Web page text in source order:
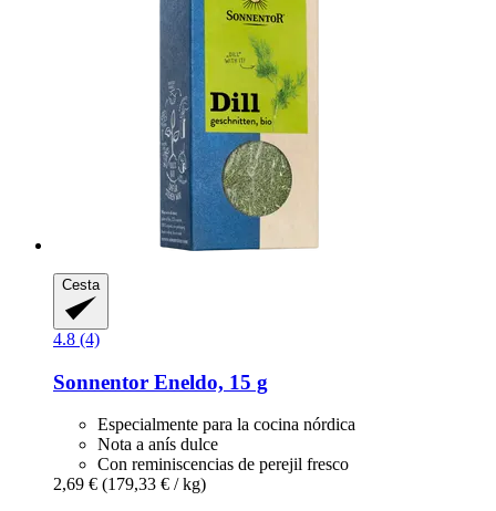
Cesta
4.8 (4)
Sonnentor Eneldo, 15 g
Especialmente para la cocina nórdica
Nota a anís dulce
Con reminiscencias de perejil fresco
2,69 € (179,33 € / kg)